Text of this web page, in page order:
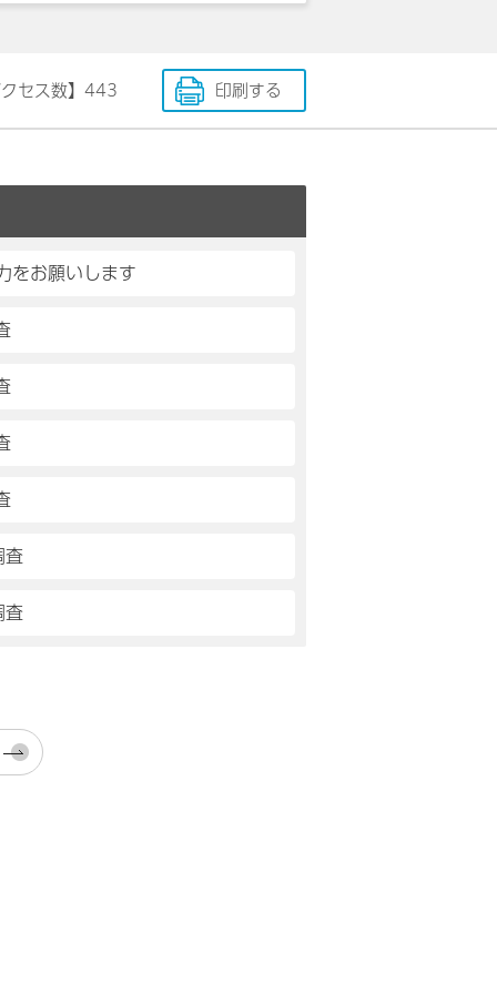
セス数】 443 印刷する
をお願いします
査
査